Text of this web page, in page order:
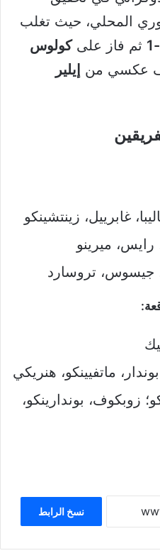
المحلي، حيث تغلب
ثم فاز علىكولوس
عكسي من إيلير
غابرييل، زينتشينكو
رايس، ميرينو
جيسوس، تروسارد
ماتفيينكو، هنريكي
زوبكوف، بوندارينكو،
نسخ الرابط